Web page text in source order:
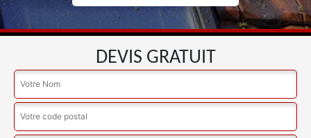
DEVIS GRATUIT